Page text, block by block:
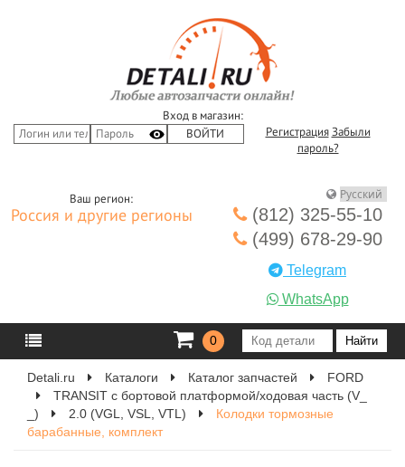
Вход в магазин:
Регистрация Забыли
пароль?
Ваш регион:
Россия и другие регионы
(812) 325-55-10
(499) 678-29-90
Telegram
WhatsApp
0
Detali.ru Каталоги Каталог запчастей
FORD
TRANSIT c бортовой платформой/ходовая часть (V_
_)
2.0 (VGL, VSL, VTL)
Колодки тормозные
барабанные, комплект